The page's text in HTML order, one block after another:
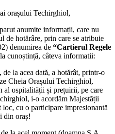
orașului Techirghiol,
anumite informații, care nu
de hotărâre, prin care se atribuie
denumirea de “Cartierul Regele
cunoștință, câteva informatii:
la acea dată, a hotărât, printr-o
Cheia Orașului Techirghiol,
al ospitalității și prețuirii, pe care
i-o acordăm Majestății
cu o participare impresionantă
din oraș!